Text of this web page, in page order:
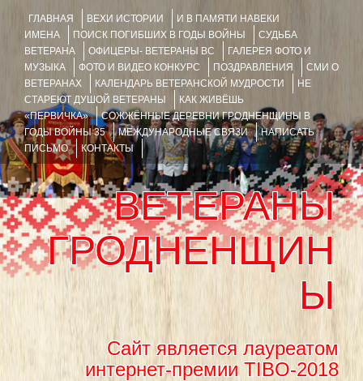
ГЛАВНАЯ ВЕХИ ИСТОРИИ
И В ПАМЯТИ НАВЕКИ
ИМЕНА
ПОИСК ПОГИБШИХ В ГОДЫ ВОЙНЫ
СУДЬБА
ВЕТЕРАНА
ОФИЦЕРЫ- ВЕТЕРАНЫ ВС
ГАЛЕРЕЯ ФОТО И
МУЗЫКА
ФОТО И ВИДЕО КОНКУРС ПОЗДРАВЛЕНИЯ
СМИ О
ВЕТЕРАНАХ
КАЛЕНДАРЬ ВЕТЕРАНСКОЙ МУДРОСТИ
НЕ
СТАРЕЮТ ДУШОЙ ВЕТЕРАНЫ
КАК ЖИВЁШЬ
«ПЕРВИЧКА»
СОЖЖЁННЫЕ ДЕРЕВНИ ГРОДНЕНЩИНЫ В
ГОДЫ ВОЙНЫ 35
МЕЖДУНАРОДНЫЕ СВЯЗИ
НАПИСАТЬ
ПИСЬМО
КОНТАКТЫ
ВЕТЕРАНЫ
ГРОДНЕНЩИН
Ы
Сайт является лауреатом
интернет-премии TIBO-2018